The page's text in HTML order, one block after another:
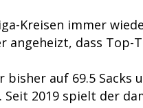
Kreisen immer
dass Top-
bisher auf 69.5 Sacks
2019 spielt der